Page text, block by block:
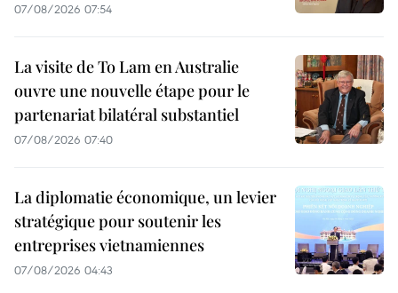
07/08/2026 07:54
La visite de To Lam en Australie
ouvre une nouvelle étape pour le
partenariat bilatéral substantiel
07/08/2026 07:40
La diplomatie économique, un levier
stratégique pour soutenir les
entreprises vietnamiennes
07/08/2026 04:43